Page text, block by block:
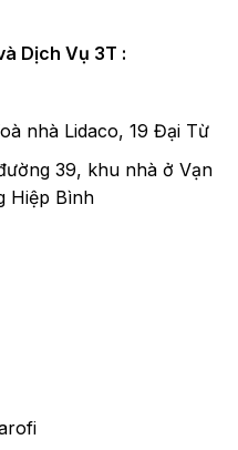
Dịch Vụ 3T :
nhà Lidaco, 19 Đại Từ
39, khu nhà ở Vạn
Hiệp Bình